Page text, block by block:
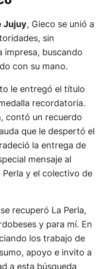
Jujuy, Gieco se unió a
sin
buscando
le entregó el título
recordatoria.
contó un recuerdo
que le despertó el
la entrega de
mensaje al
y el colectivo de
recuperó La Perla,
y para mí. En
los trabajo de
apoyo e invito a